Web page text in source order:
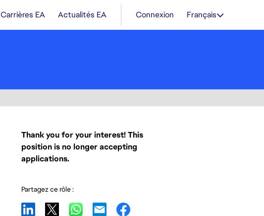
Carrières EA Actualités EA Connexion Français
Thank you for your interest! This
position is no longer accepting
applications.
Partagez ce rôle :